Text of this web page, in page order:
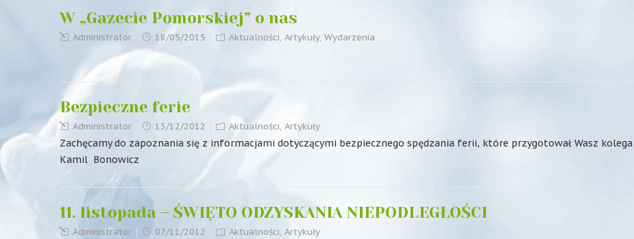
W „Gazecie Pomorskiej” o nas
Administrator 18/05/2015 Aktualności, Artykuły, Wydarzenia
Bezpieczne ferie
Administrator 13/12/2012 Aktualności, Artykuły
Zachęcamy do zapoznania się z informacjami dotyczącymi bezpiecznego spędzania ferii, które przygotował Wasz kolega
Kamil Bonowicz
11. listopada – ŚWIĘTO ODZYSKANIA NIEPODLEGŁOŚCI
Administrator 07/11/2012 Aktualności, Artykuły